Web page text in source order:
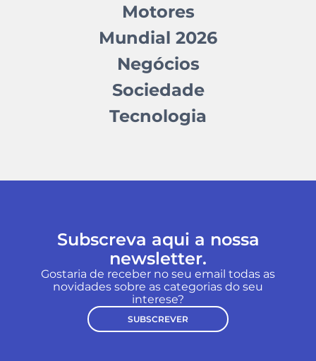
Motores
Mundial 2026
Negócios
Sociedade
Tecnologia
Subscreva aqui a nossa
newsletter.
Gostaria de receber no seu email todas as
novidades sobre as categorias do seu
interese?
SUBSCREVER